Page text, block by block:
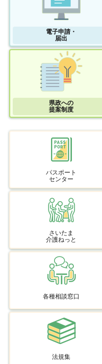
電子申請・
届出
県政への
提案制度
パスポート
センター
さいたま
介護ねっと
各種相談窓口
法規集